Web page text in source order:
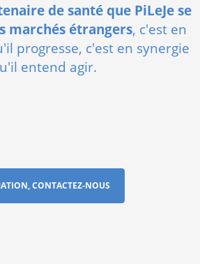
de santé que PiLeJe se
marchés étrangers, c'est en
progresse, c'est en synergie
entend agir.
CONTACTEZ-NOUS